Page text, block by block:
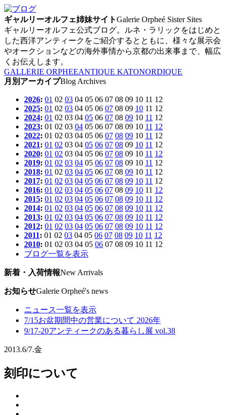
ギャルリーオルフェ姉妹サイトGalerie Orpheé Sister Sites
ギャルリーオルフェ公式ブログ。ルネ・ラリックをはじめと
した西洋アンティークをご紹介するとともに、様々な展示会
やオークションなどの海外事情から京都の出来事まで、幅広
くお伝えします。
GALLERIE ORPHEEANTIQUE KATONORDIQUE
月別アーカイプBlog Archives
2026: 01 02 03 04 05 06 07 08 09 10 11 12
2025: 01 02 03 04 05 06 07 08 09 10 11 12
2024: 01 02 03 04 05 06 07 08 09 10 11 12
2023: 01 02 03 04 05 06 07 08 09 10 11 12
2022: 01 02 03 04 05 06 07 08 09 10 11 12
2021: 01 02 03 04 05 06 07 08 09 10 11 12
2020: 01 02 03 04 05 06 07 08 09 10 11 12
2019: 01 02 03 04 05 06 07 08 09 10 11 12
2018: 01 02 03 04 05 06 07 08 09 10 11 12
2017: 01 02 03 04 05 06 07 08 09 10 11 12
2016: 01 02 03 04 05 06 07 08 09 10 11 12
2015: 01 02 03 04 05 06 07 08 09 10 11 12
2014: 01 02 03 04 05 06 07 08 09 10 11 12
2013: 01 02 03 04 05 06 07 08 09 10 11 12
2012: 01 02 03 04 05 06 07 08 09 10 11 12
2011: 01 02 03 04 05 06 07 08 09 10 11 12
2010: 01 02 03 04 05 06 07 08 09 10 11 12
ブログ一覧を表示
新着・入荷情報New Arrivals
お知らせGalerie Orpheé's news
ニュース一覧を表示
7/15お盆期間中の営業について 2026年
9/17-20アンティークのある暮らし展 vol.38
2013.6/7.金
刻印について